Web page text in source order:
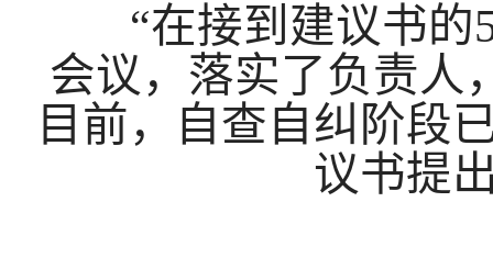
“在接到建议书的5
会议，落实了负责人
目前，自查自纠阶段
议书提